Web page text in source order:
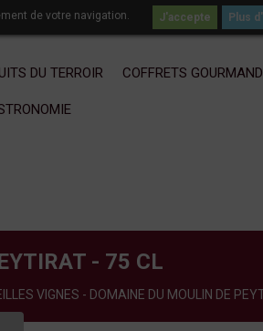
de votre navigation. Plus
DU TERROIR COFFRETS
- 75 CL
VIGNES - DOMAINE DU MOULIN DE